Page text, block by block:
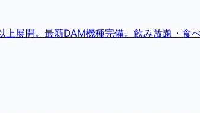
展開。最新DAM機種完備。飲み放題・食べ